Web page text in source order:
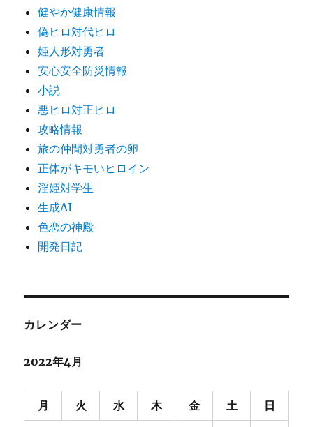
健やか健康情報
偽ヒロ対代ヒロ
姫人形対勇者
安心安全防災情報
小説
悪ヒロ対正ヒロ
攻略情報
旅の仲間対勇者の卵
正体がキモいヒロイン
淫姫対学生
生成AI
色恋の神殿
開発日記
カレンダー
2022年4月
月 火 水 木 金 土 日